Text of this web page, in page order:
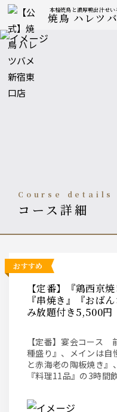
本格焼鳥と濃厚鴨出汁せい
焼鳥 ハレツ
course details
コース詳細
おすすめ
【定番】『鶏西京焼きと赤海老の陶板焼き』
『串焼き』『おば
み放題付き5,500円
【定番】宴会コース 前菜は四季折々の『おばんざい3
種盛り』、メインは自
と赤海老の陶板焼き
『料理11品』の3時間